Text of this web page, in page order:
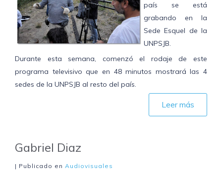
país se está
grabando en la
Sede Esquel de la
UNPSJB.
Durante esta semana, comenzó el rodaje de este
programa televisivo que en 48 minutos mostrará las 4
sedes de la UNPSJB al resto del país.
Leer más
Gabriel Diaz
| Publicado en Audiovisuales